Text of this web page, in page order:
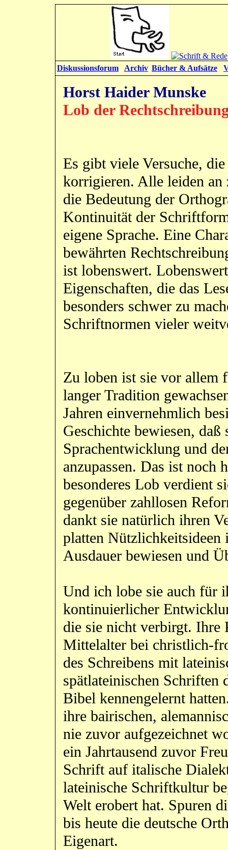
Diskussionsforum Archiv Bücher & Aufsätze
Horst Haider Munske
Lob der
Es gibt viele Versuche,
korrigieren. Alle leiden
die Bedeutung der
Kontinuität der
eigene Sprache. Eine
bewährten
ist lobenswert.
Eigenschaften, die das
besonders schwer zu
Schriftnormen vieler
Zu loben ist sie vor allem
langer Tradition
Jahren einvernehmlich
Geschichte bewiesen,
Sprachentwicklung und
anzupassen. Das ist noch
besonderes Lob verdient
gegenüber zahllosen
dankt sie natürlich ihren
platten Nützlichkeitsideen
Ausdauer bewiesen und
Und ich lobe sie auch für
kontinuierlicher
die sie nicht verbirgt.
Mittelalter bei christlich-
des Schreibens mit
spätlateinischen Schriften
Bibel kennengelernt
ihre bairischen,
nie zuvor aufgezeichnet
ein Jahrtausend zuvor
Schrift auf italische
lateinische Schriftkultur
Welt erobert hat. Spuren
bis heute die deutsche
Eigenart.